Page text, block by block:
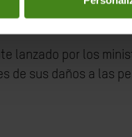
el mayor desafío de
lanzado por los
de sus daños a las